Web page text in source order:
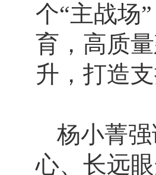
个“主战场
育，高质
升，打造
杨小菁
心、长远